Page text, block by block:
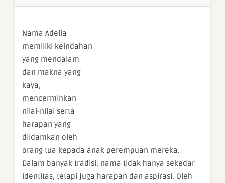
Nama Adelia
memiliki keindahan
yang mendalam
dan makna yang
kaya,
mencerminkan
nilai-nilai serta
harapan yang
diidamkan oleh
orang tua kepada anak perempuan mereka.
Dalam banyak tradisi, nama tidak hanya sekedar
identitas, tetapi juga harapan dan aspirasi. Oleh